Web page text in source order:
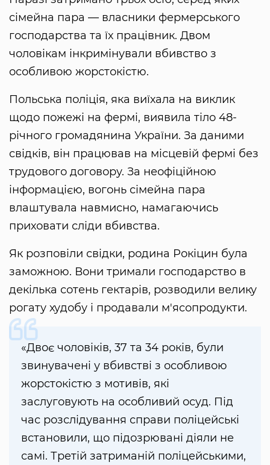
сімейна пара — власники фермерського
господарства та їх працівник. Двом
чоловікам інкримінували вбивство з
особливою жорстокістю.
Польська поліція, яка виїхала на виклик
щодо пожежі на фермі, виявила тіло 48-
річного громадянина України. За даними
свідків, він працював на місцевій фермі без
трудового договору. За неофіційною
інформацією, вогонь сімейна пара
влаштувала навмисно, намагаючись
приховати сліди вбивства.
Як розповіли свідки, родина Рокіцин була
заможною. Вони тримали господарство в
декілька сотень гектарів, розводили велику
рогату худобу і продавали м'ясопродукти.
«Двоє чоловіків, 37 та 34 років, були
звинувачені у вбивстві з особливою
жорстокістю з мотивів, які
заслуговують на особливий осуд. Під
час розслідування справи поліцейські
встановили, що підозрювані діяли не
самі. Третій затриманій поліцейськими,